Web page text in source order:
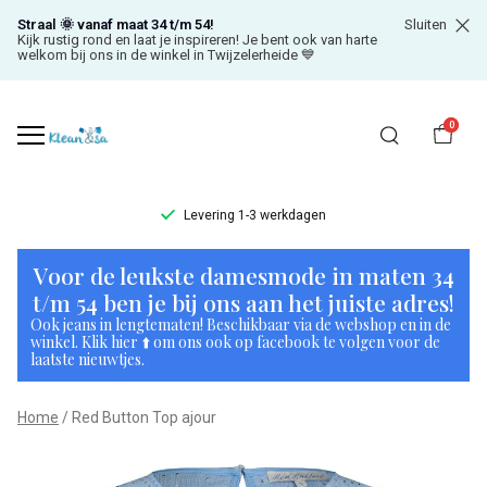
Straal 🌞 vanaf maat 34 t/m 54!
Kijk rustig rond en laat je inspireren! Je bent ook van harte
welkom bij ons in de winkel in Twijzelerheide 💙
Sluiten
0
Levering 1-3 werkdagen
Red
Button
Top
ajour
-
Voor de leukste damesmode in maten 34
t/m 54 ben je bij ons aan het juiste adres!
Ook jeans in lengtematen! Beschikbaar via de webshop en in de
winkel. Klik hier ⬆️ om ons ook op facebook te volgen voor de
laatste nieuwtjes.
Home Red Button Top ajour